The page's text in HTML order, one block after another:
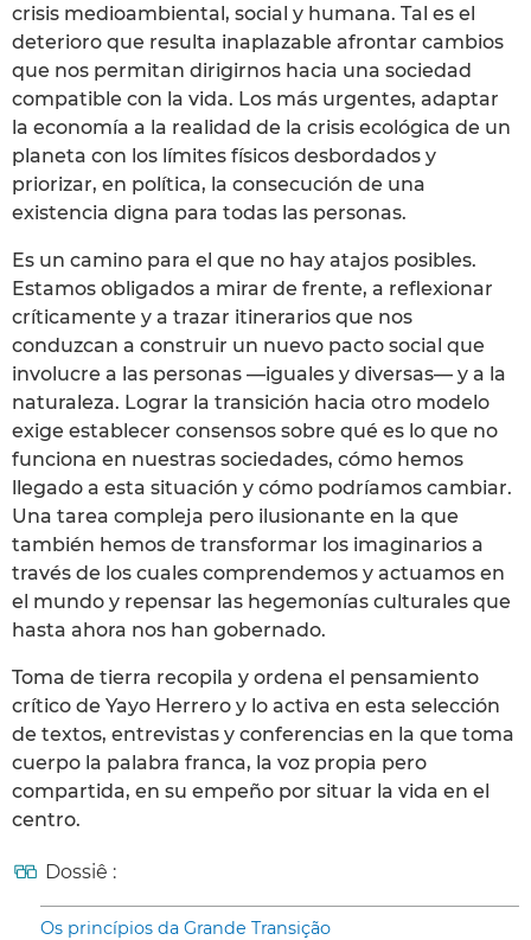
crisis medioambiental, social y humana. Tal es el
deterioro que resulta inaplazable afrontar cambios
que nos permitan dirigirnos hacia una sociedad
compatible con la vida. Los más urgentes, adaptar
la economía a la realidad de la crisis ecológica de un
planeta con los límites físicos desbordados y
priorizar, en política, la consecución de una
existencia digna para todas las personas.
Es un camino para el que no hay atajos posibles.
Estamos obligados a mirar de frente, a reflexionar
críticamente y a trazar itinerarios que nos
conduzcan a construir un nuevo pacto social que
involucre a las personas —iguales y diversas— y a la
naturaleza. Lograr la transición hacia otro modelo
exige establecer consensos sobre qué es lo que no
funciona en nuestras sociedades, cómo hemos
llegado a esta situación y cómo podríamos cambiar.
Una tarea compleja pero ilusionante en la que
también hemos de transformar los imaginarios a
través de los cuales comprendemos y actuamos en
el mundo y repensar las hegemonías culturales que
hasta ahora nos han gobernado.
Toma de tierra recopila y ordena el pensamiento
crítico de Yayo Herrero y lo activa en esta selección
de textos, entrevistas y conferencias en la que toma
cuerpo la palabra franca, la voz propia pero
compartida, en su empeño por situar la vida en el
centro.
Dossiê :
Os princípios da Grande Transição